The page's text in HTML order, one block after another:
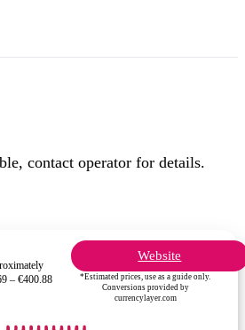
contact operator for details.
– €400.88
Website
*Estimated prices, use as a guide only.
Conversions provided by
currencylayer.com